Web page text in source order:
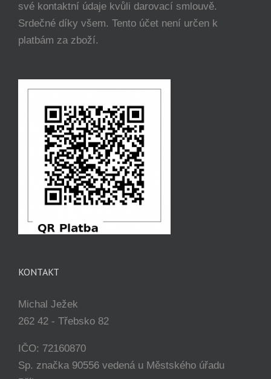
své kontaktní údaje kvůli darovací smlouvě.
Srdečné díky všem. Tento účet není určen k
platbám za zboží.
KONTAKT
Michal Ježek
262 42 - Třebsko 82
IČO: 72160870
Sp. značka 90556 vedená u Městského úřadu